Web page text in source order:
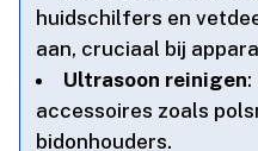
huidschilfers en
aan, cruciaal bij
Ultrasoon reinigen
accessoires zoals
bidonhouders.​